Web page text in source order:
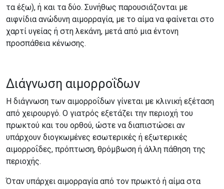
τα έξω), ή και τα δύο. Συνήθως παρουσιάζονται με
αιφνίδια ανώδυνη αιμορραγία, με το αίμα να φαίνεται στο
χαρτί υγείας ή στη λεκάνη, μετά από μια έντονη
προσπάθεια κένωσης.
Διάγνωση αιμορροΐδων
Η διάγνωση των αιμορροΐδων γίνεται με κλινική εξέταση
από χειρουργό. Ο γιατρός εξετάζει την περιοχή του
πρωκτού και του ορθού, ώστε να διαπιστώσει αν
υπάρχουν διογκωμένες εσωτερικές ή εξωτερικές
αιμορροΐδες, πρόπτωση, θρόμβωση ή άλλη πάθηση της
περιοχής.
Όταν υπάρχει αιμορραγία από τον πρωκτό ή αίμα στα